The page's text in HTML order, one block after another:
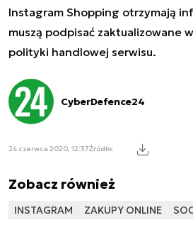
Instagram Shopping otrzymają
muszą podpisać zaktualizowane
polityki handlowej serwisu.
CyberDefence24
24 czerwca 2020, 12:37Źródło:
Zobacz również
INSTAGRAM ZAKUPY ONLINE